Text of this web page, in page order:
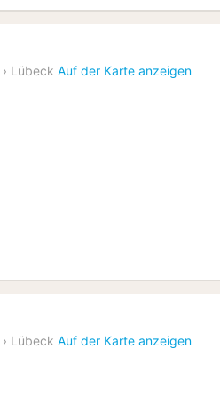
› Lübeck Auf der Karte anzeigen
› Lübeck Auf der Karte anzeigen